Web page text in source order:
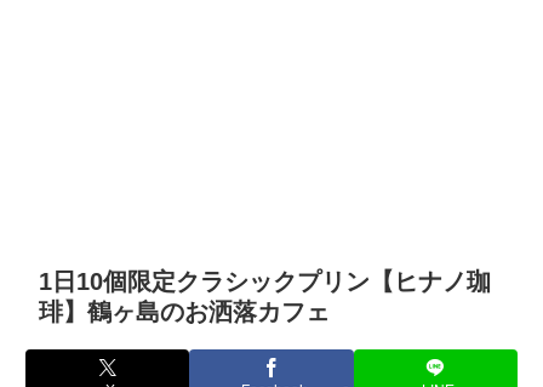
1日10個限定クラシックプリン【ヒナノ珈
琲】鶴ヶ島のお洒落カフェ